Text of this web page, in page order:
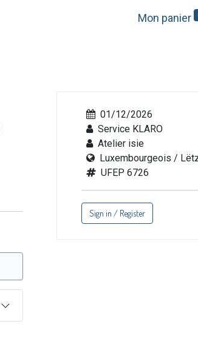
Mon panier
01/12/2026
Service KLARO
Atelier isie
Luxembourgeois /
UFEP 6726
Sign in / Register